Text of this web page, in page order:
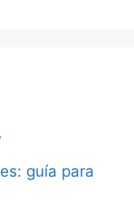
guía para